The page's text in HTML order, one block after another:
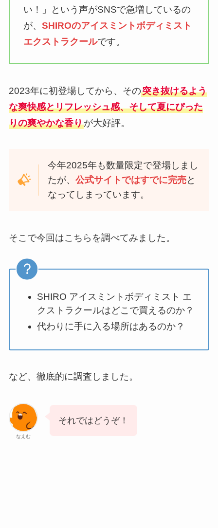
い！」という声がSNSで急増しているの
が、SHIROのアイスミントボディミスト
エクストラクールです。
2023年に初登場してから、その突き抜けるよう
な爽快感とリフレッシュ感、そして夏にぴった
りの爽やかな香りが大好評。
今年2025年も数量限定で登場しまし
たが、 公式サイトではすでに完売と
なってしまっています。
そこで今回はこちらを調べてみました。
SHIRO アイスミントボディミスト エ
クストラクールはどこで買えるのか？
代わりに手に入る場所はあるのか？
など、徹底的に調査しました。
なえむ
それではどうぞ！